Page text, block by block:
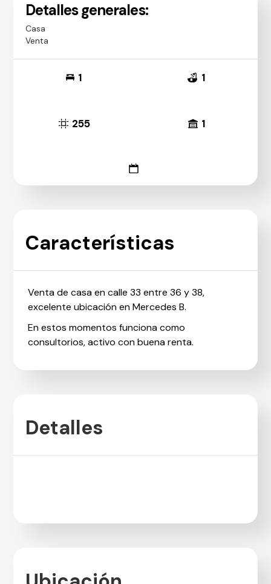
Detalles generales:
Casa
Venta
1 1
255 1
Características
Venta de casa en calle 33 entre 36 y 38,
excelente ubicación en Mercedes B.
En estos momentos funciona como
consultorios, activo con buena renta.
Detalles